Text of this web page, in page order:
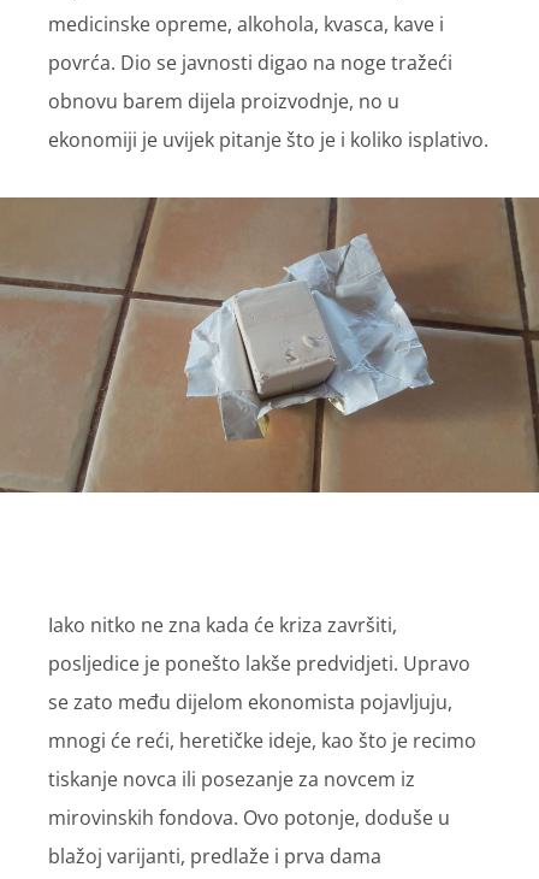
medicinske opreme, alkohola, kvasca, kave i
povrća. Dio se javnosti digao na noge tražeći
obnovu barem dijela proizvodnje, no u
ekonomiji je uvijek pitanje što je i koliko isplativo.
Iako nitko ne zna kada će kriza završiti,
posljedice je ponešto lakše predvidjeti. Upravo
se zato među dijelom ekonomista pojavljuju,
mnogi će reći, heretičke ideje, kao što je recimo
tiskanje novca ili posezanje za novcem iz
mirovinskih fondova. Ovo potonje, doduše u
blažoj varijanti, predlaže i prva dama